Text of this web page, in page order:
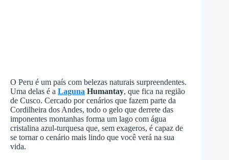
O Peru é um país com belezas naturais surpreendentes.
Uma delas é a Laguna Humantay, que fica na região
de Cusco. Cercado por cenários que fazem parte da
Cordilheira dos Andes, todo o gelo que derrete das
imponentes montanhas forma um lago com água
cristalina azul-turquesa que, sem exageros, é capaz de
se tornar o cenário mais lindo que você verá na sua
vida.